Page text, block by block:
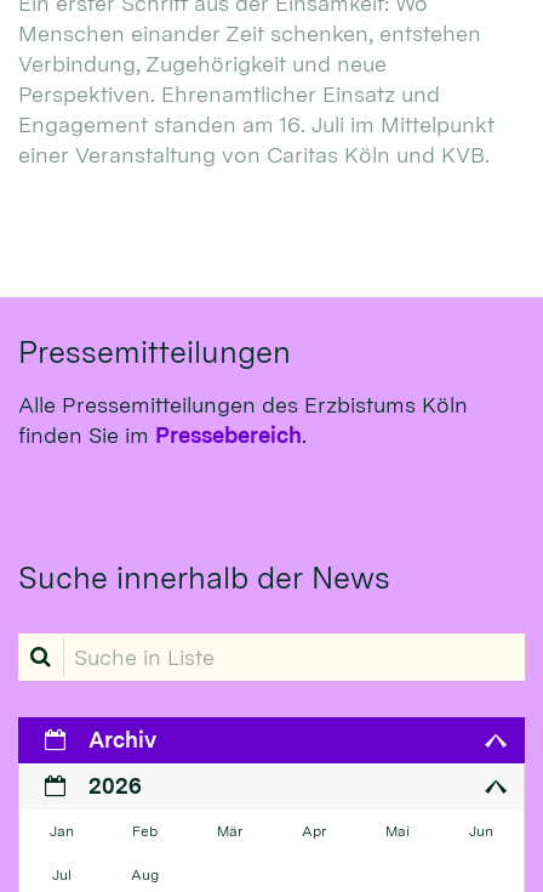
Menschen einander Zeit schenken, entstehen
Verbindung, Zugehörigkeit und neue
Perspektiven. Ehrenamtlicher Einsatz und
Engagement standen am 16. Juli im Mittelpunkt
einer Veranstaltung von Caritas Köln und KVB.
Pressemitteilungen
Alle Pressemitteilungen des Erzbistums Köln
finden Sie im Pressebereich.
Suche innerhalb der News
Suche in Liste
Archiv
2026
Jan Feb Mär Apr Mai Jun
Jul Aug